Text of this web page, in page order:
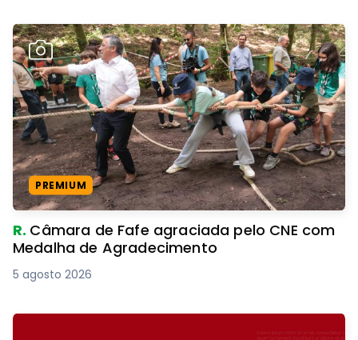
PREMIUM
R. Câmara de Fafe agraciada pelo CNE com
Medalha de Agradecimento
5 agosto 2026